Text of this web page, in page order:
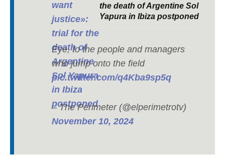
the death of Argentine Sol
Yapura in Ibiza postponed
Eye, to the people and managers
who jump onto the field
pic.twitter.com/q4Kba9sp5q
– The Perimeter (@elperimetrotv)
November 10, 2024